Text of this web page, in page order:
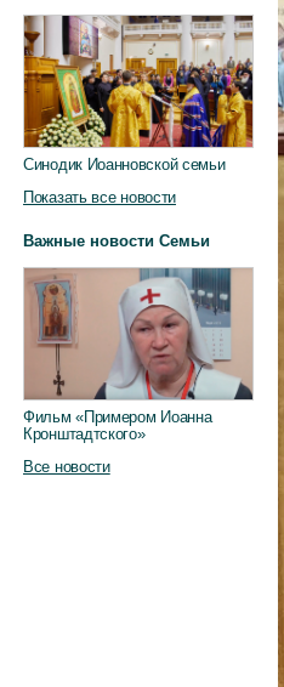
Синодик Иоанновской семьи
Показать все новости
Важные новости Семьи
Фильм «Примером Иоанна
Кронштадтского»
Все новости